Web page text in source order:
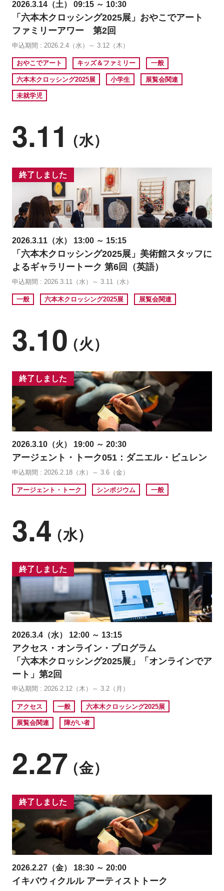
2026.3.14（土） 09:15 ～ 10:30
「六本木クロッシング2025展」おやこでアート
ファミリーアワー 第2回
申込期間 : 2026.2.4（水）～ 3.12（木）
おやこでアート キッズ＆ファミリー 一般
六本木クロッシング2025展 小学生 展覧会関連
未就学児
3.11 （水）
終了しました
2026.3.11（水） 13:00 ～ 15:15
「六本木クロッシング2025展」美術館スタッフに
よるギャラリートーク 第6回（英語）
申込期間 : 2026.3.11（水）～ 3.11（水）
一般 六本木クロッシング2025展 展覧会関連
3.10（火）
終了しました
2026.3.10（火） 19:00 ～ 20:30
アージェント・トーク051：ダニエル・ビュレン
申込期間 : 2026.2.18（水）～ 3.6（金）
アージェント・トーク シンポジウム 一般
3.4（水）
終了しました
2026.3.4（水） 12:00 ～ 13:15
アクセス・オンライン・プログラム
「六本木クロッシング2025展」「オンラインでア
ート」第2回
申込期間 : 2026.2.12（木）～ 3.2（月）
アクセス 一般 六本木クロッシング2025展
展覧会関連 障がい者
2.27（金）
終了しました
2026.2.27（金） 18:30 ～ 20:00
イキバウィクルル アーティストトーク